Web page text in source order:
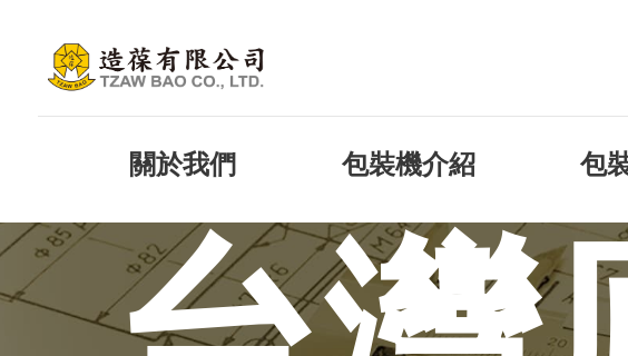
關於我們 包裝機介紹 包